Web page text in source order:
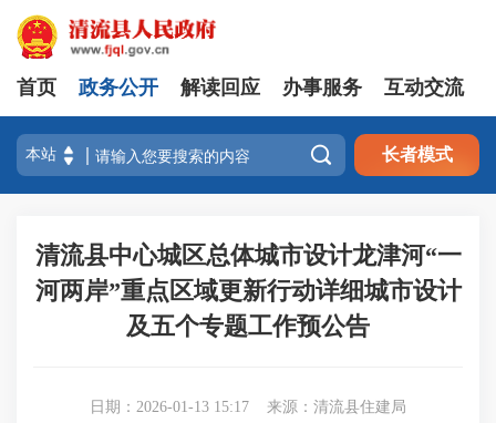
首页 政务公开 解读回应 办事服务 互动交流
 长者模式
清流县中心城区总体城市设计龙津河“一
河两岸”重点区域更新行动详细城市设计
及五个专题工作预公告
日期：2026-01-13 15:17 来源：清流县住建局